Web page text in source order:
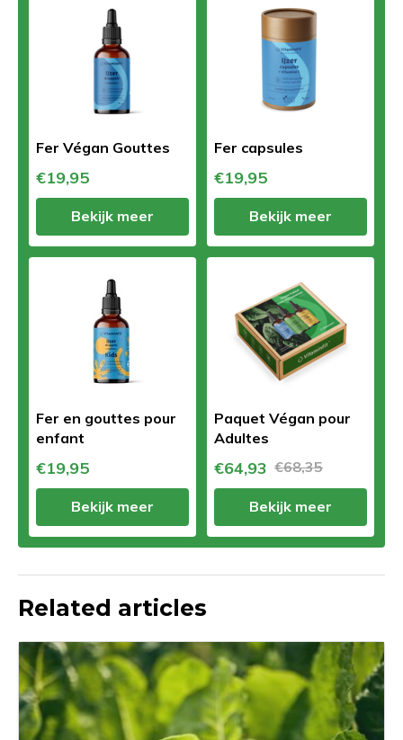
Fer Végan Gouttes
€19,95
Bekijk meer
Fer capsules
€19,95
Bekijk meer
Fer en gouttes pour
enfant
€19,95
Bekijk meer
Paquet Végan pour
Adultes
€64,93 €68,35
Bekijk meer
Related articles